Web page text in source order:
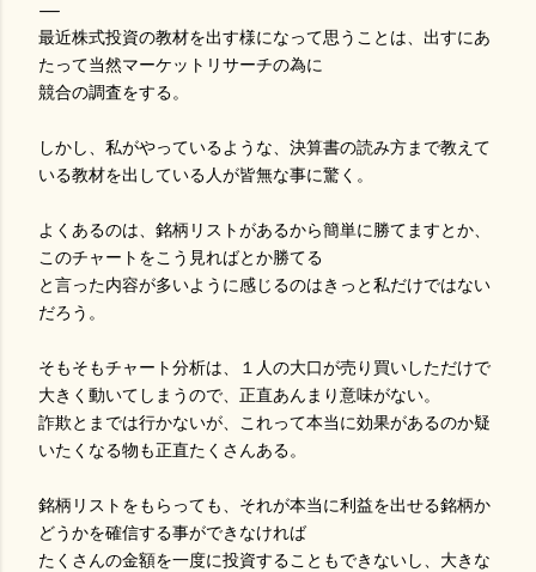
最近株式投資の教材を出す様になって思うことは、出すにあ
たって当然マーケットリサーチの為に
競合の調査をする。
しかし、私がやっているような、決算書の読み方まで教えて
いる教材を出している人が皆無な事に驚く。
よくあるのは、銘柄リストがあるから簡単に勝てますとか、
このチャートをこう見ればとか勝てる
と言った内容が多いように感じるのはきっと私だけではない
だろう。
そもそもチャート分析は、１人の大口が売り買いしただけで
大きく動いてしまうので、正直あんまり意味がない。
詐欺とまでは行かないが、これって本当に効果があるのか疑
いたくなる物も正直たくさんある。
銘柄リストをもらっても、それが本当に利益を出せる銘柄か
どうかを確信する事ができなければ
たくさんの金額を一度に投資することもできないし、大きな